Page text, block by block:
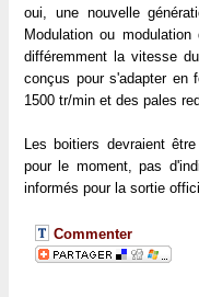
oui, une nouvelle
Modulation ou
différemment la vitesse
conçus pour s'adapter en
1500 tr/min et des pales
Les boitiers devraient
pour le moment, pas
informés pour la sortie
Commenter